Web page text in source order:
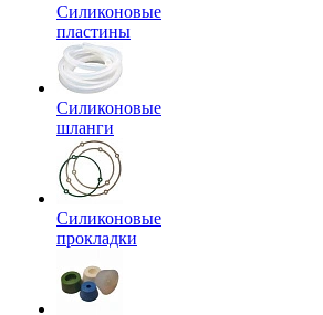
Силиконовые
пластины
Силиконовые
шланги
Силиконовые
прокладки